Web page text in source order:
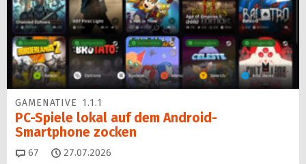
GAMENATIVE 1.1.1
PC-Spiele lokal auf dem Android-
Smartphone zocken
67 Kommentare
27.07.2026